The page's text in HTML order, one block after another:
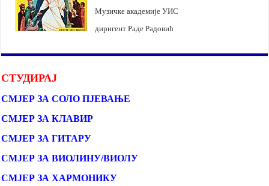
Музичке академије УИС
диригент Раде Радовић
СТУДИРАЈ
СМЈЕР ЗА СОЛО ПЈЕВАЊЕ
СМЈЕР ЗА КЛАВИР
СМЈЕР ЗА ГИТАРУ
СМЈЕР ЗА ВИОЛИНУ/ВИОЛУ
СМЈЕР ЗА ХАРМОНИКУ